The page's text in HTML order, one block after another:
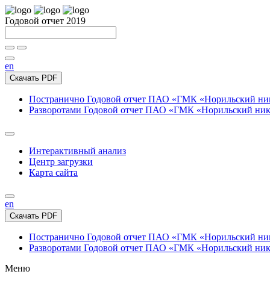
Годовой отчет 2019
en
Скачать PDF
Постранично Годовой отчет ПАО «ГМК «Норильский
Разворотами Годовой отчет ПАО «ГМК «Норильский
Интерактивный анализ
Центр загрузки
Карта сайта
en
Скачать PDF
Постранично Годовой отчет ПАО «ГМК «Норильский
Разворотами Годовой отчет ПАО «ГМК «Норильский
Меню